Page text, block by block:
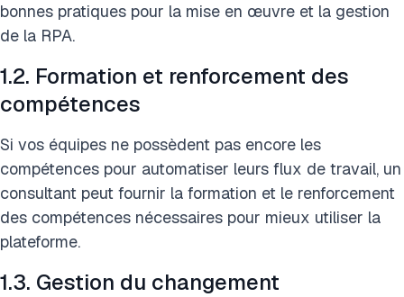
bonnes pratiques pour la mise en œuvre et la gestion
de la RPA.
1.2. Formation et renforcement des
compétences
Si vos équipes ne possèdent pas encore les
compétences pour automatiser leurs flux de travail, un
consultant peut fournir la formation et le renforcement
des compétences nécessaires pour mieux utiliser la
plateforme.
1.3. Gestion du changement